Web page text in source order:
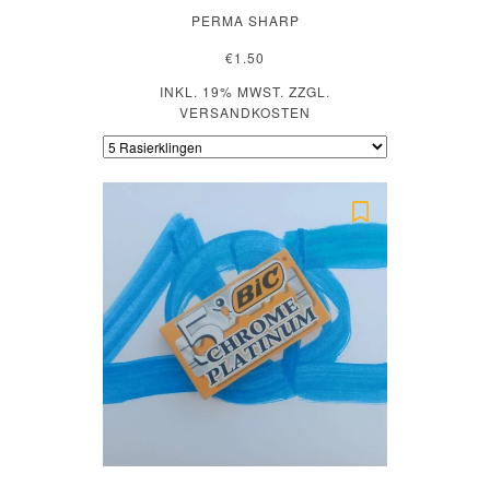
PERMA SHARP
€1.50
INKL. 19% MWST. ZZGL.
VERSANDKOSTEN